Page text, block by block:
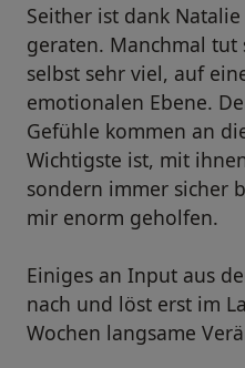
Seither ist dank
geraten. Manchmal tut
selbst sehr viel, auf
emotionalen Ebene.
Gefühle kommen an
Wichtigste ist, mit
sondern immer sicher
mir enorm geholfen.
Einiges an Input aus
nach und löst erst im
Wochen langsame